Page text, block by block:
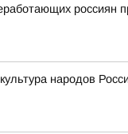
россиян
народов